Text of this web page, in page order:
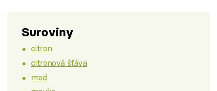
Suroviny
citron
citronová šťáva
med